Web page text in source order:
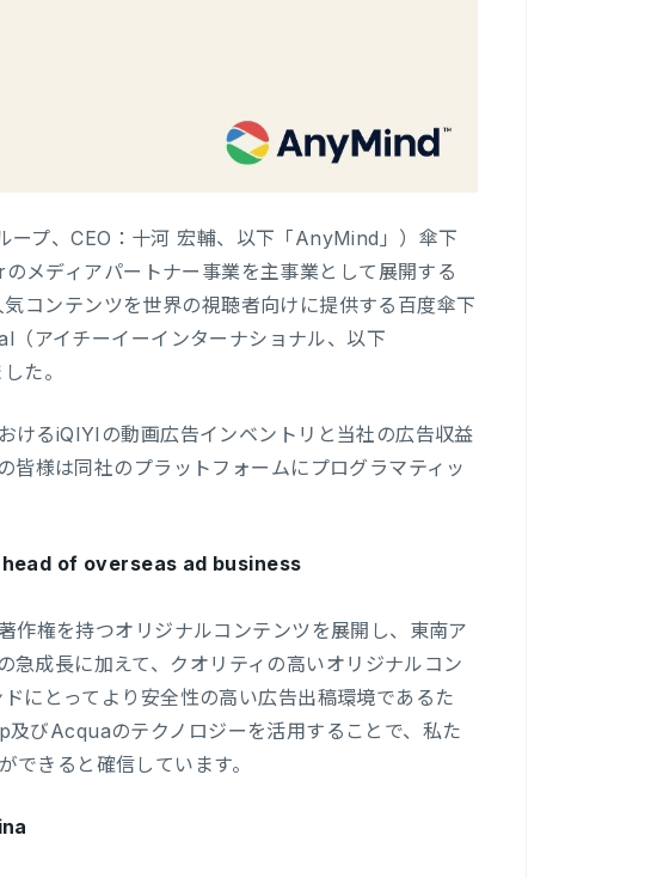
プ、CEO：十河 宏輔、以下「AnyMind」）傘下
ディアパートナー事業を主事業として展開する
コンテンツを世界の視聴者向けに提供する百度傘下
アイチーイーインターナショナル、以下
た。
けるiQIYIの動画広告インベントリと当社の広告収益
様は同社のプラットフォームにプログラマティッ
of overseas ad business
権を持つオリジナルコンテンツを展開し、東南ア
成長に加えて、クオリティの高いオリジナルコン
にとってより安全性の高い広告出稿環境であるた
びAcquaのテクノロジーを活用することで、私た
きると確信しています。